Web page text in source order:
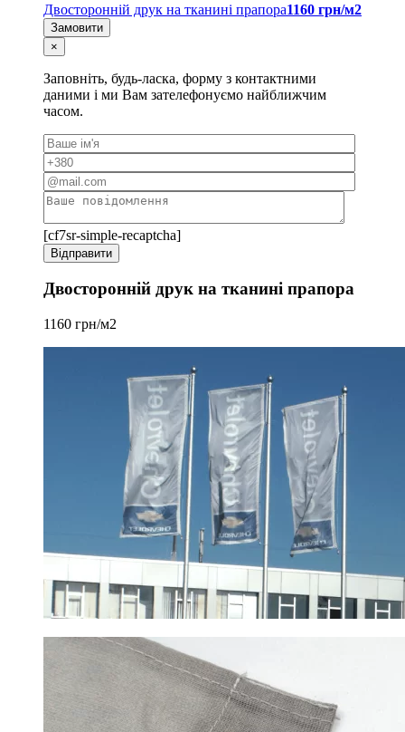
Двосторонній друк на тканині прапора1160 грн/м2
Замовити
×
Заповніть, будь-ласка, форму з контактними
даними і ми Вам зателефонуємо найближчим
часом.
[cf7sr-simple-recaptcha]
Двосторонній друк на тканині прапора
1160 грн/м2